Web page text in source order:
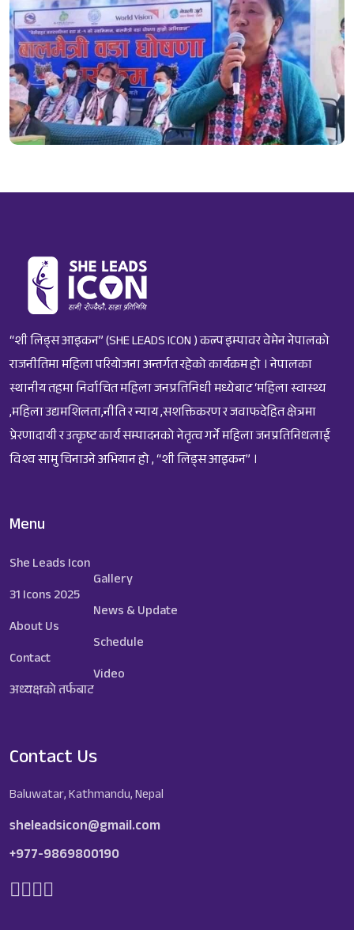
“शी लिड्स आइकन” (SHE LEADS ICON ) कल्प इम्पावर वेमेन नेपालको
राजनीतिमा महिला परियोजना अन्तर्गत रहेको कार्यक्रम हो । नेपालका
स्थानीय तहमा निर्वाचित महिला जनप्रतिनिधी मध्येबाट ‘महिला स्वास्थ्य
,महिला उद्यमशिलता,नीति र न्याय ,सशक्तिकरण र जवाफदेहित क्षेत्रमा
प्रेरणादायी र उत्कृष्ट कार्य सम्पादनको नेतृत्व गर्ने महिला जनप्रतिनिधलाई
विश्व सामु चिनाउने अभियान हो , “शी लिड्स आइकन” ।
Menu
She Leads Icon
31 Icons 2025
About Us
Contact
अध्यक्षको तर्फबाट
Gallery
News & Update
Schedule
Video
Contact Us
Baluwatar, Kathmandu, Nepal
sheleadsicon@gmail.com
+977-9869800190